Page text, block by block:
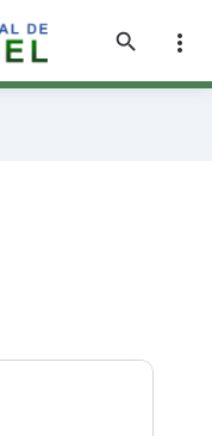
search
more_vert